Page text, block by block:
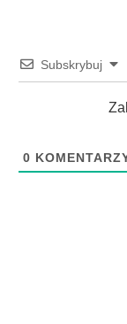
Subskrybuj
0